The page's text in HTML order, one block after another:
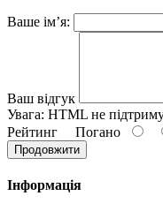
Ваше ім’я:
Ваш відгук
Увага: HTML не
Рейтинг Погано
Продовжити
Інформація